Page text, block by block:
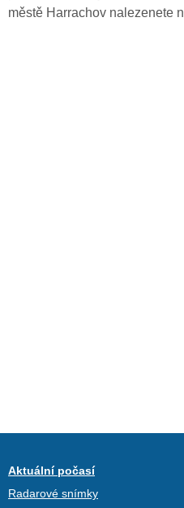
městě Harrachov nalezenete
Aktuální počasí
Radarové snímky